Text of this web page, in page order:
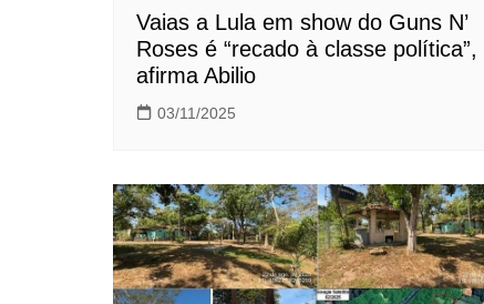
Vaias a Lula em show do Guns N’
Roses é “recado à classe política”,
afirma Abilio
03/11/2025